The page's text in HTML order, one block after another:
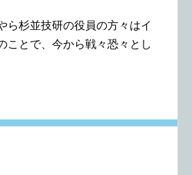
ら杉並技研の役員の方々はイ
ことで、今から戦々恐々とし